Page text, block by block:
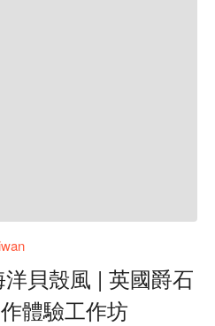
貝殼風 | 英國爵石
體驗工作坊